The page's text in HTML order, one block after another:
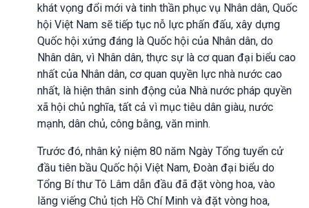
khát vọng đổi mới và tinh thần phục vụ Nhân dân, Quốc
hội Việt Nam sẽ tiếp tục nỗ lực phấn đấu, xây dựng
Quốc hội xứng đáng là Quốc hội của Nhân dân, do
Nhân dân, vì Nhân dân, thực sự là cơ quan đại biểu cao
nhất của Nhân dân, cơ quan quyền lực nhà nước cao
nhất, là hiện thân sinh động của Nhà nước pháp quyền
xã hội chủ nghĩa, tất cả vì mục tiêu dân giàu, nước
mạnh, dân chủ, công bằng, văn minh.
Trước đó, nhân kỷ niệm 80 năm Ngày Tổng tuyển cử
đầu tiên bầu Quốc hội Việt Nam, Đoàn đại biểu do
Tổng Bí thư Tô Lâm dẫn đầu đã đặt vòng hoa, vào
lăng viếng Chủ tịch Hồ Chí Minh và đặt vòng hoa,